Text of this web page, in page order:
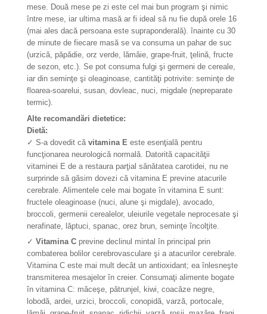
mese. Două mese pe zi este cel mai bun program şi nimic
între mese, iar ultima masă ar fi ideal să nu fie după orele 16
(mai ales dacă persoana este supraponderală). înainte cu 30
de minute de fiecare masă se va consuma un pahar de suc
(urzică, păpădie, orz verde, lămâie, grape-fruit, ţelină, fructe
de sezon, etc.). Se pot consuma fulgi şi germeni de cereale,
iar din seminţe şi oleaginoase, cantităţi potrivite: seminţe de
floarea-soarelui, susan, dovleac, nuci, migdale (nepreparate
termic).
Alte recomandări dietetice:
Dietă:
✓ S-a dovedit că vitamina E este esenţială pentru
funcţionarea neurologică normală. Datorită capacităţii
vitaminei E de a restaura parţial sănătatea carotidei, nu ne
surprinde să găsim dovezi că vitamina E previne atacurile
cerebrale. Alimentele cele mai bogate în vitamina E sunt:
fructele oleaginoase (nuci, alune şi migdale), avocado,
broccoli, germenii cerealelor, uleiurile vegetale neprocesate şi
nerafinate, lăptuci, spanac, orez brun, seminţe încolţite.
✓ Vitamina C previne declinul mintal în principal prin
combaterea bolilor cerebrovasculare şi a atacurilor cerebrale.
Vitamina C este mai mult decât un antioxidant; ea înlesneşte
transmiterea mesajelor în creier. Consumaţi alimente bogate
în vitamina C: măceşe, pătrunjel, kiwi, coacăze negre,
lobodă, ardei, urzici, broccoli, conopidă, varză, portocale,